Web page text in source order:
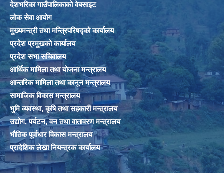
देशभरिका गाउँपालिकाको वेबसाइट
लोक सेवा आयोग
मुख्यमन्त्री तथा मन्त्रिपरिषद्को कार्यालय
प्रदेश प्रमुखको कार्यालय
प्रदेश सभा सचिवालय
आर्थिक मामिला तथा योजना मन्त्रालय
आन्तरिक मामिला तथा कानून मन्त्रालय
सामाजिक विकास मन्त्रालय
भुमि व्यवस्था, कृषि तथा सहकारी मन्त्रालय
उद्योग, पर्यटन, वन तथा वातावरण मन्त्रालय
भौतिक पूर्वाधार विकास मन्त्रालय
प्रादेशिक लेखा नियन्त्रक कार्यालय